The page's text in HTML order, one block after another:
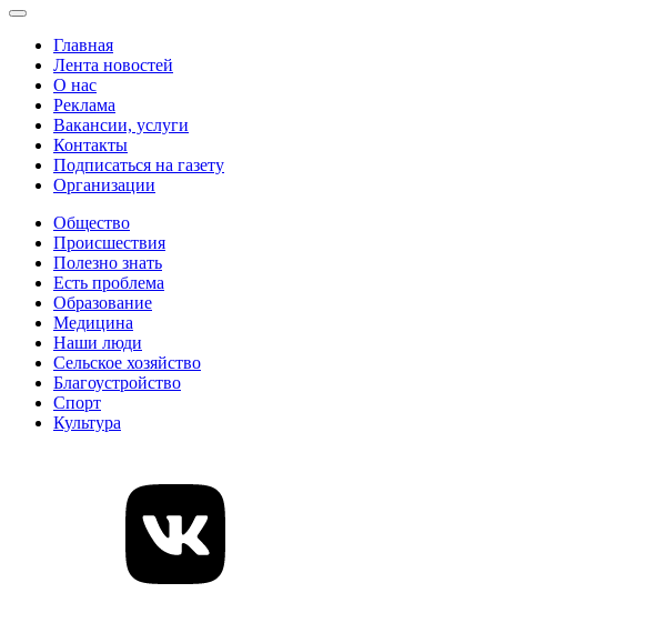
Главная
Лента новостей
О нас
Реклама
Вакансии, услуги
Контакты
Подписаться на газету
Организации
Общество
Происшествия
Полезно знать
Есть проблема
Образование
Медицина
Наши люди
Сельское хозяйство
Благоустройство
Спорт
Культура